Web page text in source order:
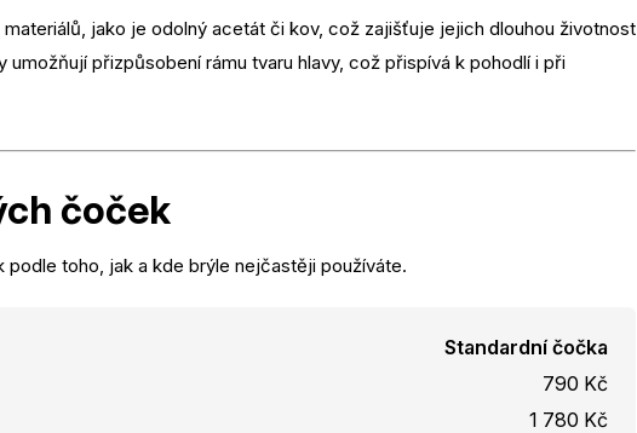
jako je odolný acetát či kov, což zajišťuje jejich dlouhou životnost
umožňují přizpůsobení rámu tvaru hlavy, což přispívá k pohodlí i při
čoček
toho, jak a kde brýle nejčastěji používáte.
Standardní čočka
790 Kč
1 780 Kč